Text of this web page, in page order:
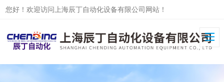
您好！欢迎访问上海辰丁自动化设备有限公司网站！